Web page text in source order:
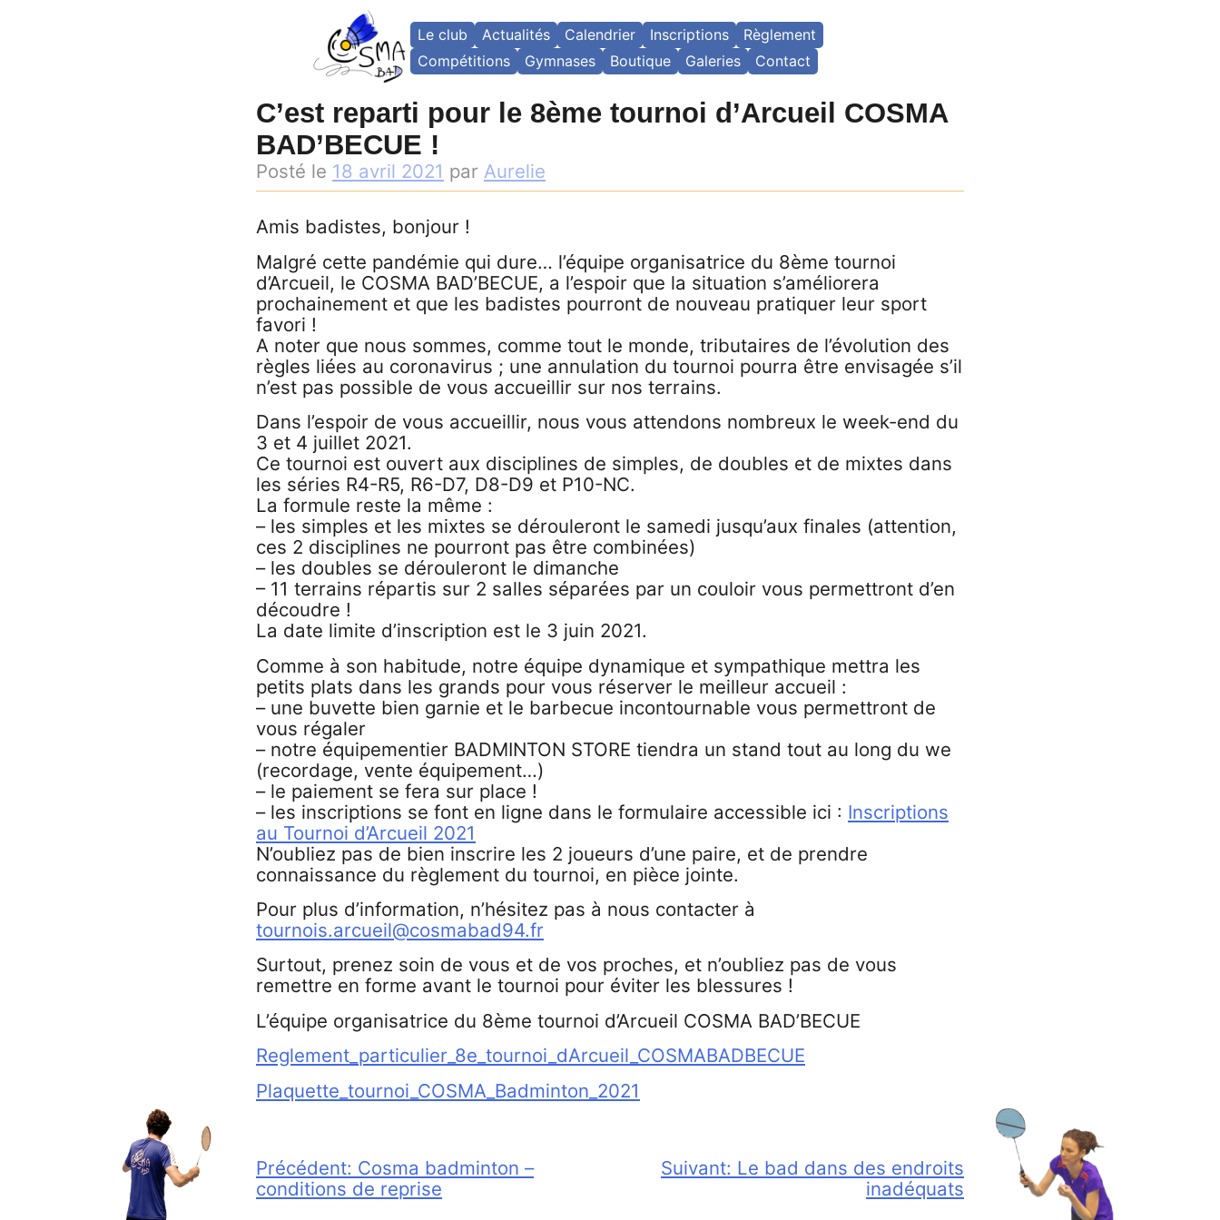
Le club Actualités Calendrier Inscriptions
Règlement
Compétitions
Gymnases Boutique Galeries Contact
C’est reparti pour le 8ème tournoi d’Arcueil COSMA
BAD’BECUE !
Posté le 18 avril 2021 par Aurelie
Amis badistes, bonjour !
Malgré cette pandémie qui dure… l’équipe organisatrice du 8ème tournoi
d’Arcueil, le COSMA BAD’BECUE, a l’espoir que la situation s’améliorera
prochainement et que les badistes pourront de nouveau pratiquer leur sport
favori !
A noter que nous sommes, comme tout le monde, tributaires de l’évolution des
règles liées au coronavirus ; une annulation du tournoi pourra être envisagée s’il
n’est pas possible de vous accueillir sur nos terrains.
Dans l’espoir de vous accueillir, nous vous attendons nombreux le week-end du
3 et 4 juillet 2021.
Ce tournoi est ouvert aux disciplines de simples, de doubles et de mixtes dans
les séries R4-R5, R6-D7, D8-D9 et P10-NC.
La formule reste la même :
– les simples et les mixtes se dérouleront le samedi jusqu’aux finales (attention,
ces 2 disciplines ne pourront pas être combinées)
– les doubles se dérouleront le dimanche
– 11 terrains répartis sur 2 salles séparées par un couloir vous permettront d’en
découdre !
La date limite d’inscription est le 3 juin 2021.
Comme à son habitude, notre équipe dynamique et sympathique mettra les
petits plats dans les grands pour vous réserver le meilleur accueil :
– une buvette bien garnie et le barbecue incontournable vous permettront de
vous régaler
– notre équipementier BADMINTON STORE tiendra un stand tout au long du we
(recordage, vente équipement…)
– le paiement se fera sur place !
– les inscriptions se font en ligne dans le formulaire accessible ici : Inscriptions
au Tournoi d’Arcueil 2021
N’oubliez pas de bien inscrire les 2 joueurs d’une paire, et de prendre
connaissance du règlement du tournoi, en pièce jointe.
Pour plus d’information, n’hésitez pas à nous contacter à
tournois.arcueil@cosmabad94.fr
Surtout, prenez soin de vous et de vos proches, et n’oubliez pas de vous
remettre en forme avant le tournoi pour éviter les blessures !
L’équipe organisatrice du 8ème tournoi d’Arcueil COSMA BAD’BECUE
Reglement_particulier_8e_tournoi_dArcueil_COSMABADBECUE
Plaquette_tournoi_COSMA_Badminton_2021
Navigation
Précédent: Cosma badminton –
conditions de reprise
Suivant: Le bad dans des endroits
inadéquats